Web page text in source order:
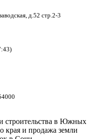
д.52 стр.2-3
строительства в Южных
края и продажа земли